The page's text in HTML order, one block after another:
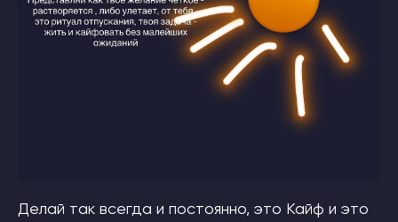
Делай так всегда и постоянно, это Кайф и это